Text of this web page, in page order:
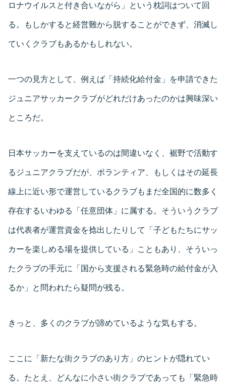
ロナウイルスと付き合いながら」という枕詞はついて回
る。もしかすると経営難から脱することができず、消滅し
ていくクラブもあるかもしれない。
一つの見方として、例えば「持続化給付金」を申請できた
ジュニアサッカークラブがどれだけあったのかは興味深い
ところだ。
日本サッカーを支えているのは間違いなく、裾野で活動す
るジュニアクラブだが、ボランティア、もしくはその延長
線上に近い形で運営しているクラブもまだ全国的に数多く
存在するいわゆる「任意団体」に属する。そういうクラブ
は代表者が運営資金を捻出したりして「子どもたちにサッ
カーを楽しめる場を提供している」こともあり、そういっ
たクラブの手元に「国から支援される緊急時の給付金が入
るか」と問われたら疑問が残る。
きっと、多くのクラブが諦めているような気もする。
ここに「新たな街クラブのあり方」のヒントが隠れてい
る。たとえ、どんなに小さい街クラブであっても「緊急時